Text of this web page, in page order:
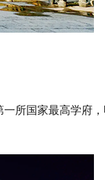
所国家最高学府